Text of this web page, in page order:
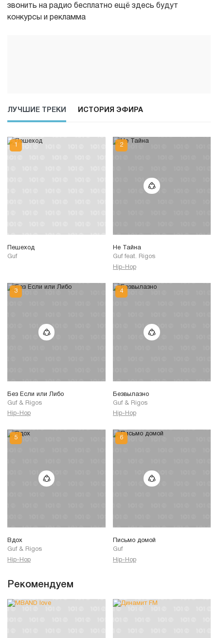
звонить на радио бесплатно ещё здесь будут
конкурсы и рекламма
ЛУЧШИЕ ТРЕКИ ИСТОРИЯ ЭФИРА
Пешеход
Guf
Не Тайна
Guf feat. Rigos
Hip-Hop
Без Если или Либо
Guf & Rigos
Hip-Hop
Безвылазно
Guf & Rigos
Hip-Hop
Вдох
Guf & Rigos
Hip-Hop
Письмо домой
Guf
Hip-Hop
Рекомендуем